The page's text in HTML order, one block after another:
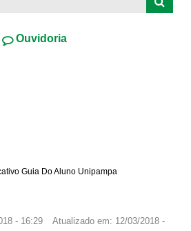
Ouvidoria
Guia Do Aluno Unipampa
- 16:29 Atualizado em: 12/03/2018 -